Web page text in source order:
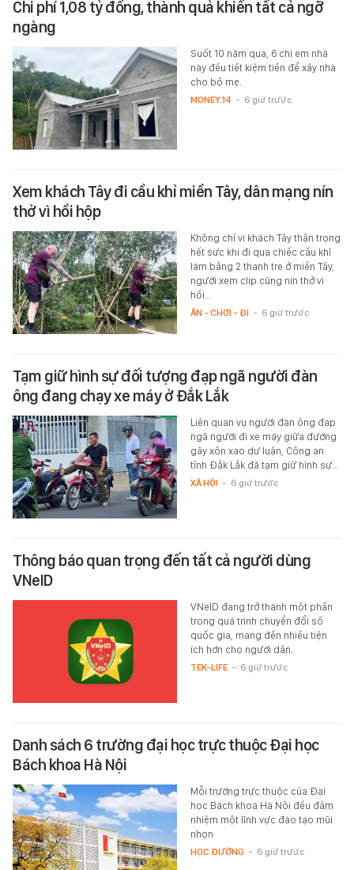
Chi phí 1,08 tỷ đồng, thành quả khiến tất cả ngỡ
ngàng
Suốt 10 năm qua, 6 chị em nhà
này đều tiết kiệm tiền để xây nhà
cho bố mẹ.
MONEY.14 - 6 giờ trước
Xem khách Tây đi cầu khỉ miền Tây, dân mạng nín
thở vì hồi hộp
Không chỉ vị khách Tây thận trọng
hết sức khi đi qua chiếc cầu khỉ
làm bằng 2 thanh tre ở miền Tây,
người xem clip cũng nín thở vì
hồi…
ĂN - CHƠI - ĐI - 6 giờ trước
Tạm giữ hình sự đối tượng đạp ngã người đàn
ông đang chạy xe máy ở Đắk Lắk
Liên quan vụ người đàn ông đạp
ngã người đi xe máy giữa đường
gây xôn xao dư luận, Công an
tỉnh Đắk Lắk đã tạm giữ hình sự…
XÃ HỘI - 6 giờ trước
Thông báo quan trọng đến tất cả người dùng
VNeID
VNeID đang trở thành một phần
trong quá trình chuyển đổi số
quốc gia, mang đến nhiều tiện
ích hơn cho người dân.
TEK-LIFE - 6 giờ trước
Danh sách 6 trường đại học trực thuộc Đại học
Bách khoa Hà Nội
Mỗi trường trực thuộc của Đại
học Bách khoa Hà Nội đều đảm
nhiệm một lĩnh vực đào tạo mũi
nhọn
HỌC ĐƯỜNG - 6 giờ trước